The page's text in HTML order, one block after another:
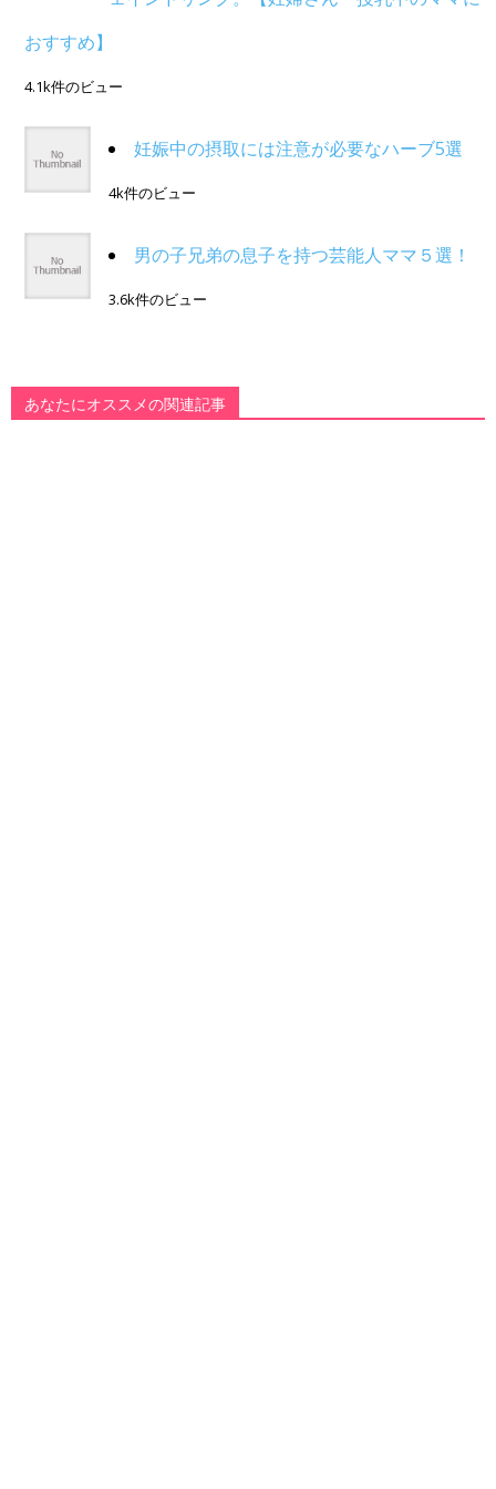
おすすめ】
4.1k件のビュー
妊娠中の摂取には注意が必要なハーブ5選
4k件のビュー
男の子兄弟の息子を持つ芸能人ママ５選！
3.6k件のビュー
あなたにオススメの関連記事